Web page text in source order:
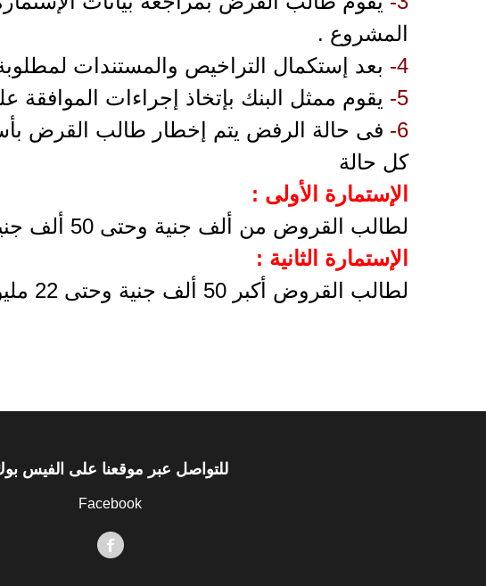
المشروع .
4-
بعد إستكمال التراخيص والمستندات
5-
يقوم ممثل البنك بإتخاذ إجراءات
6-
فى حالة الرفض يتم إخطار طالب القرض
كل حالة
الإستمارة الأولى :
لطالب القروض من ألف جنية وحتى 50 ألف جنية مصرى .
الإستمارة الثانية :
لطالب القروض أكبر 50 ألف جنية وحتى 22 مليون جنية مصرى
للتواصل عبر موقعنا على الفيس
Facebook